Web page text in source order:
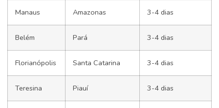
Manaus Amazonas 3-4 dias
Belém Pará 3-4 dias
Florianópolis Santa Catarina 3-4 dias
Teresina Piauí 3-4 dias